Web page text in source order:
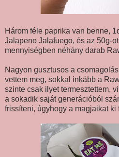
Három féle paprika van benne,
Jalapeno Jalafuego, és az 50g-
mennyiségben néhány darab
Nagyon gusztusos a
vettem meg, sokkal inkább a
szinte csak ilyet termesztettem,
a sokadik saját generációból
frissíteni, úgyhogy a magjaikat ki